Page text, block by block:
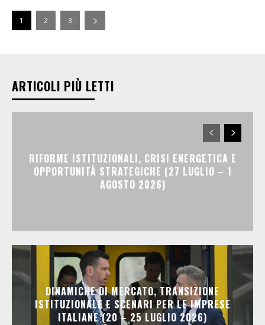
1 2 3
ARTICOLI PIÙ LETTI
RIFORME ISTITUZIONALI, CRISI ENERGETICA E
OPPORTUNITÀ STRATEGICHE (27 LUGLIO – 1
AGOSTO 2026)
DINAMICHE DI MERCATO, TRANSIZIONE
ISTITUZIONALE E SCENARI PER LE IMPRESE
ITALIANE (20 – 25 LUGLIO 2026)